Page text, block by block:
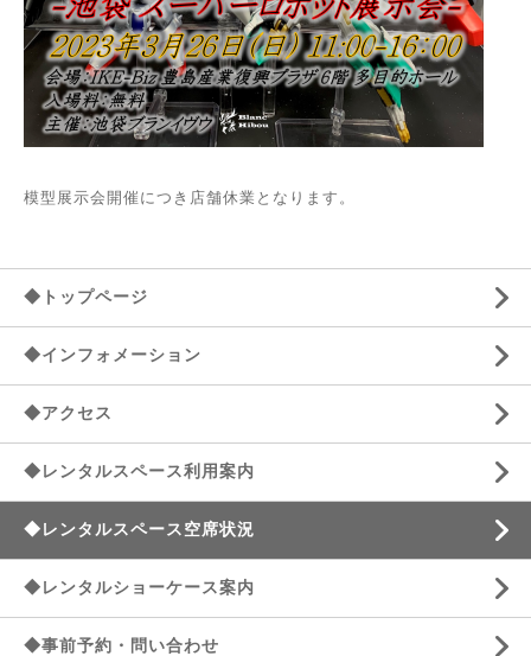
模型展示会開催につき店舗休業となります。
◆トップページ
◆インフォメーション
◆アクセス
◆レンタルスペース利用案内
◆レンタルスペース空席状況
◆レンタルショーケース案内
◆事前予約・問い合わせ